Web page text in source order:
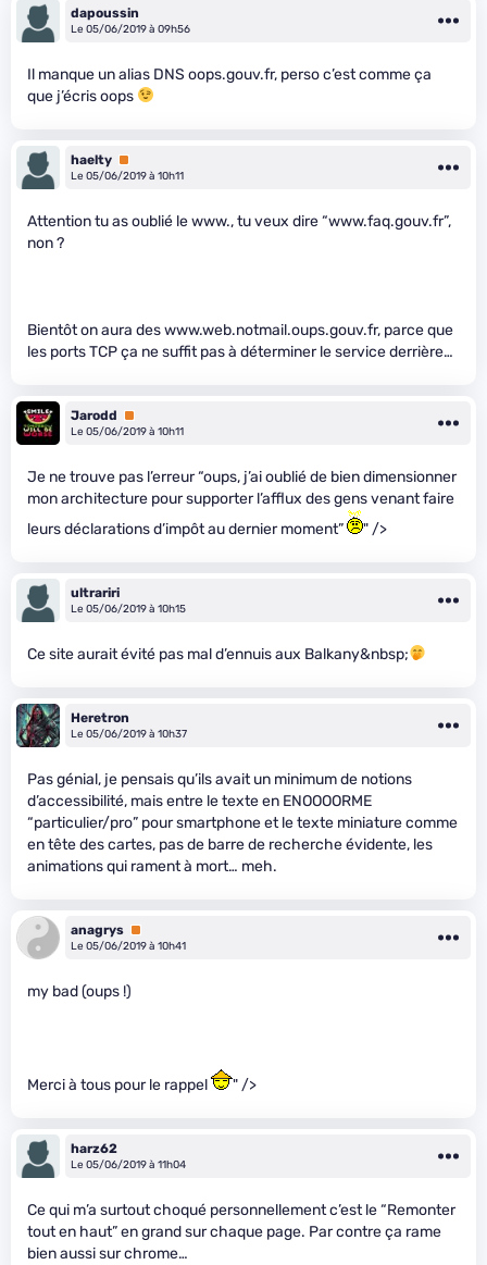
dapoussin
Le 05/06/2019 à 09h56
Il manque un alias DNS oops.gouv.fr, perso c’est comme ça
que j’écris oops
haelty Premium
Le 05/06/2019 à 10h11
Attention tu as oublié le www., tu veux dire “www.faq.gouv.fr”,
non ?
Bientôt on aura des www.web.notmail.oups.gouv.fr, parce que
les ports TCP ça ne suffit pas à déterminer le service derrière…
Jarodd
Premium
Le 05/06/2019 à 10h11
Je ne trouve pas l’erreur “oups, j’ai oublié de bien dimensionner
mon architecture pour supporter l’afflux des gens venant faire
leurs déclarations d’impôt au dernier moment”
" />
ultrariri
Le 05/06/2019 à 10h15
Ce site aurait évité pas mal d’ennuis aux Balkany&nbsp;
Heretron
Le 05/06/2019 à 10h37
Pas génial, je pensais qu’ils avait un minimum de notions
d’accessibilité, mais entre le texte en ENOOOORME
“particulier/pro” pour smartphone et le texte miniature comme
en tête des cartes, pas de barre de recherche évidente, les
animations qui rament à mort… meh.
anagrys Premium
Le 05/06/2019 à 10h41
my bad (oups !)
Merci à tous pour le rappel " />
harz62
Le 05/06/2019 à 11h04
Ce qui m’a surtout choqué personnellement c’est le “Remonter
tout en haut” en grand sur chaque page. Par contre ça rame
bien aussi sur chrome…